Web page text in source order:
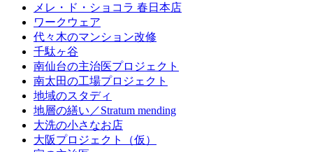
メレ・ド・ショコラ 春日本店
ワークウェア
代々木のマンション改修
千駄ヶ谷
南仙台の主治医プロジェクト
南太田の工場プロジェクト
地域のスタディ
地層の繕い／Stratum mending
大洗の小さなお店
大阪プロジェクト（仮）